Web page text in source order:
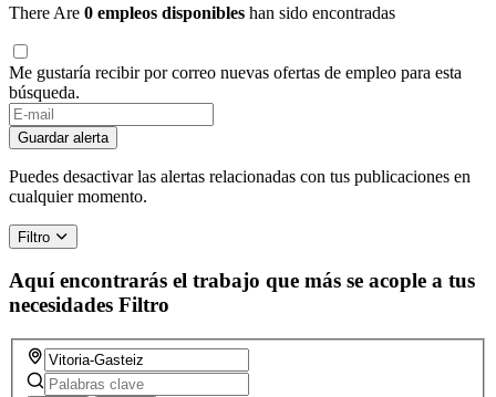
There Are 0 empleos disponibles han sido encontradas
Me gustaría recibir por correo nuevas ofertas de empleo para esta
búsqueda.
Guardar alerta
Puedes desactivar las alertas relacionadas con tus publicaciones en
cualquier momento.
Filtro
Aquí encontrarás el trabajo que más se acople a tus
necesidades Filtro